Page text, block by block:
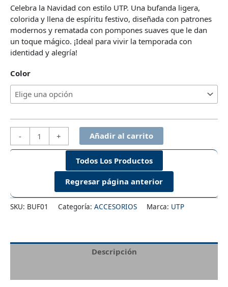
Celebra la Navidad con estilo UTP. Una bufanda ligera,
colorida y llena de espíritu festivo, diseñada con patrones
modernos y rematada con pompones suaves que le dan
un toque mágico. ¡Ideal para vivir la temporada con
identidad y alegría!
Color
-
Bufanda
Navideña
cantidad
+ Añadir al carrito
Todos Los Productos
SKU: BUF01 Categoría: ACCESORIOS Marca: UTP
Descripción